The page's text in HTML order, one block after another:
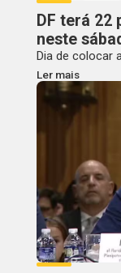
DF terá 22
neste
Dia de colocar
Ler mais